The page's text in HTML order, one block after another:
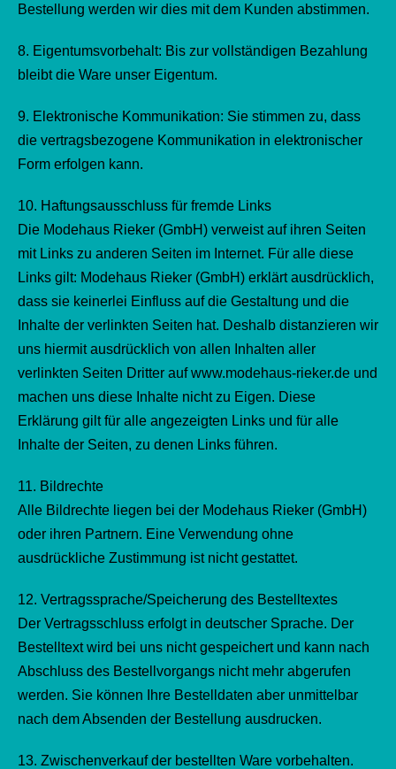
Bestellung werden wir dies mit dem Kunden abstimmen.
8. Eigentumsvorbehalt: Bis zur vollständigen Bezahlung
bleibt die Ware unser Eigentum.
9. Elektronische Kommunikation: Sie stimmen zu, dass
die vertragsbezogene Kommunikation in elektronischer
Form erfolgen kann.
10. Haftungsausschluss für fremde Links
Die Modehaus Rieker (GmbH) verweist auf ihren Seiten
mit Links zu anderen Seiten im Internet. Für alle diese
Links gilt: Modehaus Rieker (GmbH) erklärt ausdrücklich,
dass sie keinerlei Einfluss auf die Gestaltung und die
Inhalte der verlinkten Seiten hat. Deshalb distanzieren wir
uns hiermit ausdrücklich von allen Inhalten aller
verlinkten Seiten Dritter auf www.modehaus-rieker.de und
machen uns diese Inhalte nicht zu Eigen. Diese
Erklärung gilt für alle angezeigten Links und für alle
Inhalte der Seiten, zu denen Links führen.
11. Bildrechte
Alle Bildrechte liegen bei der Modehaus Rieker (GmbH)
oder ihren Partnern. Eine Verwendung ohne
ausdrückliche Zustimmung ist nicht gestattet.
12. Vertragssprache/Speicherung des Bestelltextes
Der Vertragsschluss erfolgt in deutscher Sprache. Der
Bestelltext wird bei uns nicht gespeichert und kann nach
Abschluss des Bestellvorgangs nicht mehr abgerufen
werden. Sie können Ihre Bestelldaten aber unmittelbar
nach dem Absenden der Bestellung ausdrucken.
13. Zwischenverkauf der bestellten Ware vorbehalten.